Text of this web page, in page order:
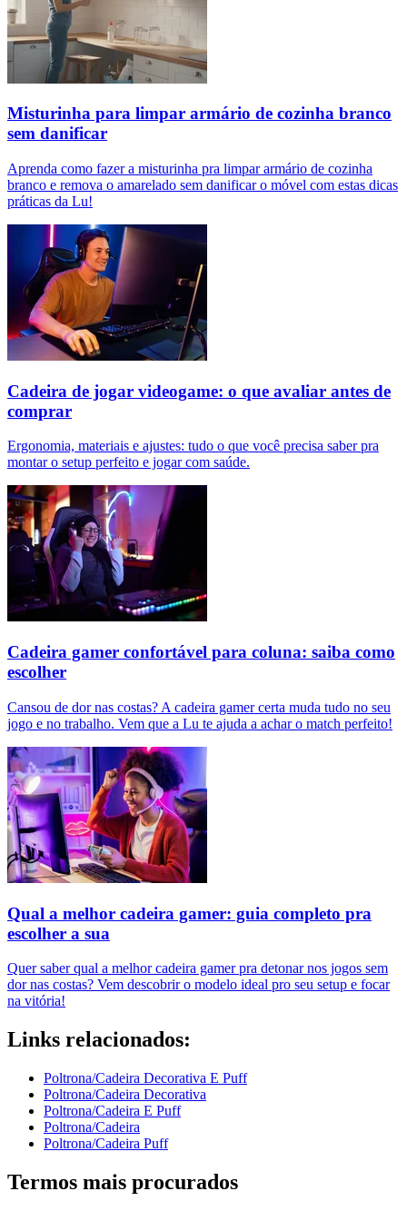
Misturinha para limpar armário de cozinha branco
sem danificar
Aprenda como fazer a misturinha pra limpar armário de cozinha
branco e remova o amarelado sem danificar o móvel com estas dicas
práticas da Lu!
Cadeira de jogar videogame: o que avaliar antes de
comprar
Ergonomia, materiais e ajustes: tudo o que você precisa saber pra
montar o setup perfeito e jogar com saúde.
Cadeira gamer confortável para coluna: saiba como
escolher
Cansou de dor nas costas? A cadeira gamer certa muda tudo no seu
jogo e no trabalho. Vem que a Lu te ajuda a achar o match perfeito!
Qual a melhor cadeira gamer: guia completo pra
escolher a sua
Quer saber qual a melhor cadeira gamer pra detonar nos jogos sem
dor nas costas? Vem descobrir o modelo ideal pro seu setup e focar
na vitória!
Links relacionados:
Poltrona/Cadeira Decorativa E Puff
Poltrona/Cadeira Decorativa
Poltrona/Cadeira E Puff
Poltrona/Cadeira
Poltrona/Cadeira Puff
Termos mais procurados